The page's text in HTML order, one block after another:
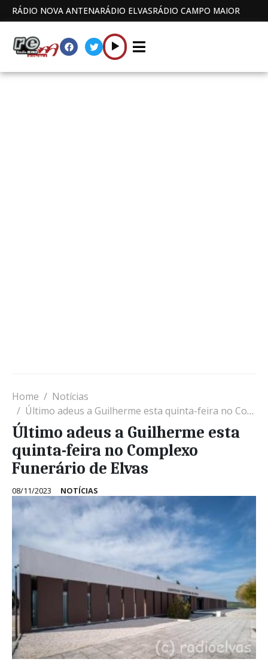
RÁDIO NOVA ANTENARÁDIO ELVASRÁDIO CAMPO MAIOR
Home
Notícias
Último adeus a Guilherme esta quinta-feira no Complexo Funerário de Elvas
Último adeus a Guilherme esta
quinta-feira no Complexo
Funerário de Elvas
08/11/2023 NOTÍCIAS